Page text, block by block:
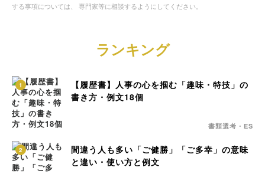
する事項については、 専門家等に相談するようにしてください。
ランキング
1
【履歴書】人事の心を掴む「趣味・特技」の
書き方・例文18個
書類選考・ES
2
間違う人も多い「ご健勝」「ご多幸」の意味
と違い・使い方と例文